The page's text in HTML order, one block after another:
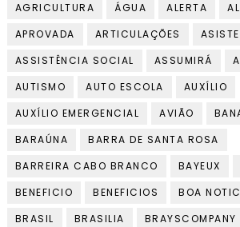
AGRICULTURA
ÁGUA ALERTA
APROVADA
ARTICULAÇÕES
ASSISTÊNCIA SOCIAL
ASSUMIRÁ
AUTISMO
AUTO ESCOLA
AUXÍLIO
AUXÍLIO EMERGENCIAL
AVIÃO
BARAÚNA
BARRA DE SANTA ROSA
BARREIRA CABO BRANCO
BAYEUX
BENEFICIO
BENEFICIOS BOA
BRASIL
BRASILIA
BRAYSCOMPANY